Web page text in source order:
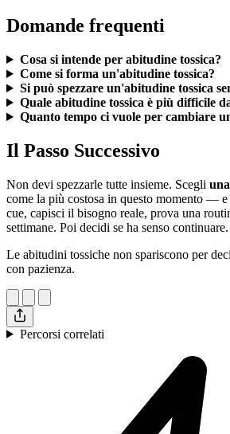
Domande frequenti
Cosa si intende per abitudine tossica?
Come si forma un'abitudine tossica?
Si può spezzare un'abitudine tossica
Quale abitudine tossica è più difficile
Quanto tempo ci vuole per cambiare
Il Passo Successivo
Non devi spezzarle tutte insieme. Scegli una
come la più costosa in questo momento —
cue, capisci il bisogno reale, prova una
settimane. Poi decidi se ha senso continuare.
Le abitudini tossiche non spariscono per
con pazienza.
Percorsi correlati